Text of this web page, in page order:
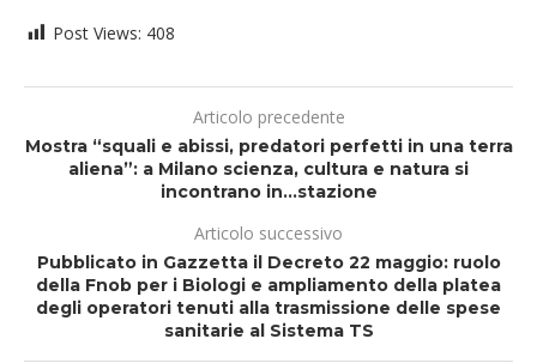
Post Views: 408
Articolo precedente
Mostra “squali e abissi, predatori perfetti in una terra
aliena”: a Milano scienza, cultura e natura si
incontrano in…stazione
Articolo successivo
Pubblicato in Gazzetta il Decreto 22 maggio: ruolo
della Fnob per i Biologi e ampliamento della platea
degli operatori tenuti alla trasmissione delle spese
sanitarie al Sistema TS